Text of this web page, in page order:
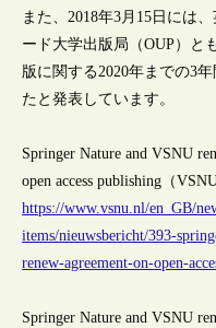
また、2018年3月15日には
ード大学出版局（OUP）と
版に関する2020年までの3
たと発表しています。
Springer Nature and VSNU
open access publishing（
https://www.vsnu.nl/en_GB/
items/nieuwsbericht/393-
renew-agreement-on-open-
Springer Nature and VSNU